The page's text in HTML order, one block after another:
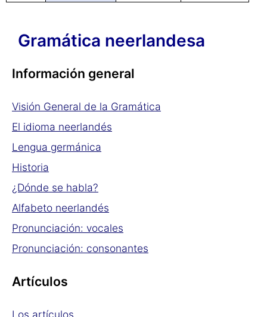
Gramática neerlandesa
Información general
Visión General de la Gramática
El idioma neerlandés
Lengua germánica
Historia
¿Dónde se habla?
Alfabeto neerlandés
Pronunciación: vocales
Pronunciación: consonantes
Artículos
Los artículos